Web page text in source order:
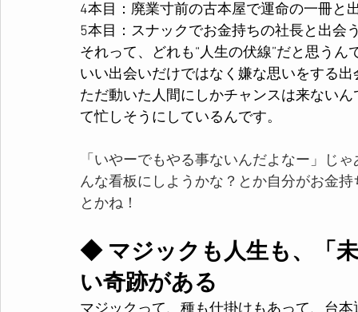
4本目：廃業寸前の古本屋で運命の一冊と
5本目：スナックでお金持ちの社長と出会
それって、どれも“人生の伏線”だと思うん
いい出会いだけではなく嫌な思いをする
ただ動いた人間にしかチャンスは来ない
て忙しそうにしているんです。
「いやーでもやる事ないんだよなー」じ
んな看板にしようかな？とか自分がお金
とかね！
◆ マジックも人生も、「
い奇跡がある